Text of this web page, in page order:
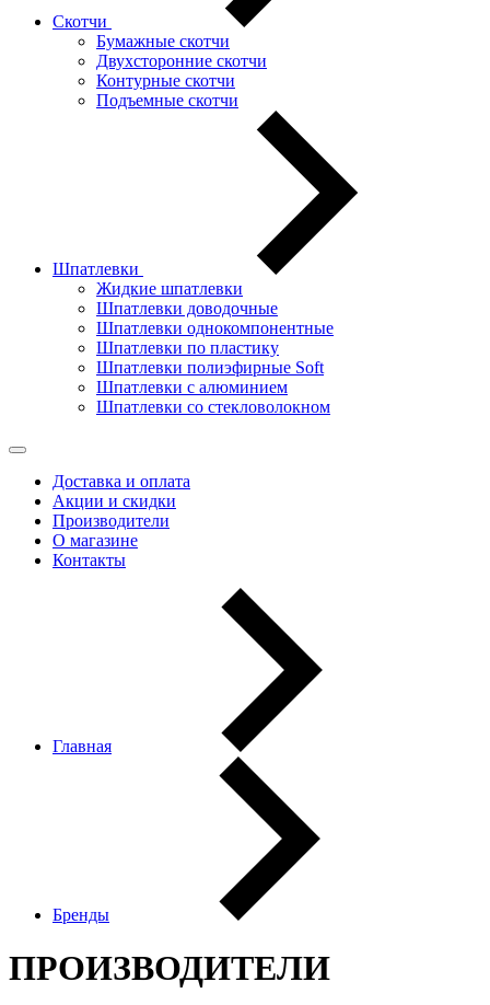
Скотчи
Бумажные скотчи
Двухсторонние скотчи
Контурные скотчи
Подъемные скотчи
Шпатлевки
Жидкие шпатлевки
Шпатлевки доводочные
Шпатлевки однокомпонентные
Шпатлевки по пластику
Шпатлевки полиэфирные Soft
Шпатлевки с алюминием
Шпатлевки со стекловолокном
Доставка и оплата
Акции и скидки
Производители
О магазине
Контакты
Главная
Бренды
ПРОИЗВОДИТЕЛИ